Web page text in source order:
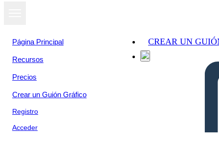
Página Principal
Recursos
Precios
Crear un Guión Gráfico
Registro
Acceder
CREAR UN